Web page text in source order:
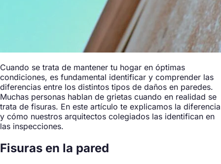
Cuando se trata de mantener tu hogar en óptimas
condiciones, es fundamental identificar y comprender las
diferencias entre los distintos tipos de daños en paredes.
Muchas personas hablan de grietas cuando en realidad se
trata de fisuras. En este artículo te explicamos la diferencia
y cómo nuestros arquitectos colegiados las identifican en
las inspecciones.
Fisuras en la pared